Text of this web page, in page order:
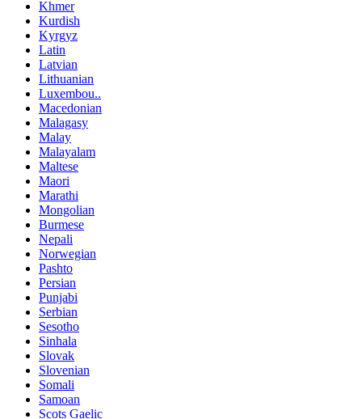
Khmer
Kurdish
Kyrgyz
Latin
Latvian
Lithuanian
Luxembou..
Macedonian
Malagasy
Malay
Malayalam
Maltese
Maori
Marathi
Mongolian
Burmese
Nepali
Norwegian
Pashto
Persian
Punjabi
Serbian
Sesotho
Sinhala
Slovak
Slovenian
Somali
Samoan
Scots Gaelic